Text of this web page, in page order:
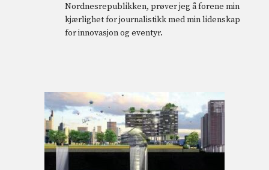
Nordnesrepublikken, prøver jeg å forene min
kjærlighet for journalistikk med min lidenskap
for innovasjon og eventyr.